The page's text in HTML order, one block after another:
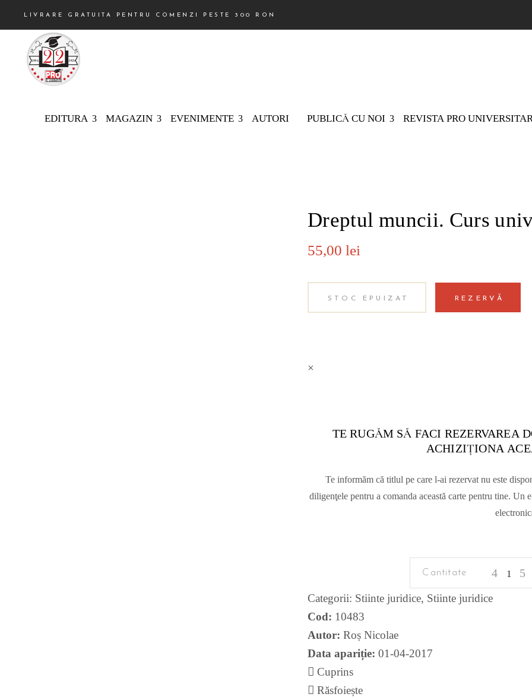
LIVRARE GRATUITA PENTRU COMENZI PESTE 300 RON
EDITURA MAGAZIN EVENIMENTE AUTORI PUBLICĂ CU NOI REVISTA PRO
Dreptul muncii. Curs
55,00 lei
STOC EPUIZAT REZERVĂ
×
TE RUGĂM SĂ FACI REZERVAREA
ACHIZIŢIONA
Te informăm că titlul pe care l-ai rezervat nu este
diligenţele pentru a comanda această carte pentru tine. Un
Categorii: Stiinte juridice, Stiinte juridice
Cod: 10483
Autor: Roș Nicolae
Data apariție: 01-04-2017
Cuprins
Răsfoiește